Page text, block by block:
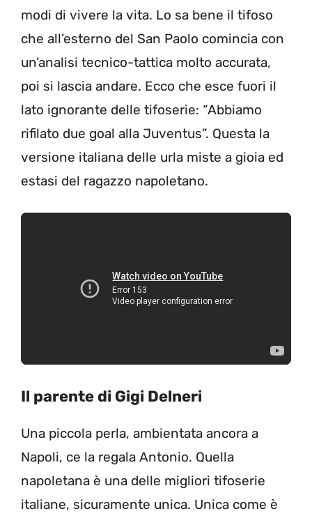
modi di vivere la vita. Lo sa bene il tifoso
che all’esterno del San Paolo comincia con
un’analisi tecnico-tattica molto accurata,
poi si lascia andare. Ecco che esce fuori il
lato ignorante delle tifoserie: “Abbiamo
rifilato due goal alla Juventus”. Questa la
versione italiana delle urla miste a gioia ed
estasi del ragazzo napoletano.
Il parente di Gigi Delneri
Una piccola perla, ambientata ancora a
Napoli, ce la regala Antonio. Quella
napoletana è una delle migliori tifoserie
italiane, sicuramente unica. Unica come è